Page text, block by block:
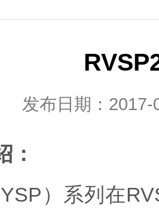
发布日期：
：
）系列在